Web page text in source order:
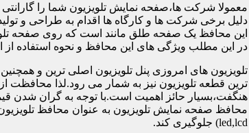
معمولا شرکت ها،صفحه نمایش تلویزیون شما را
این محافظ یک صفحه طلق مانند است که روی صفحه
در این مطلب ویژگی های این محافظ و نحوه استفاده از
تلویزیون های امروزی پنل تلویزیون اصلی ترین و
ترین قطعه تلویزیون نیز به شمار می رود.لذا محافظت
هنگفت،بسیار حائز اهمیت است.با توجه به گران شدن
محافظ صفحه نمایش تلویزیون به عنوان محافظ
led,lcd) جلوگیری کند.